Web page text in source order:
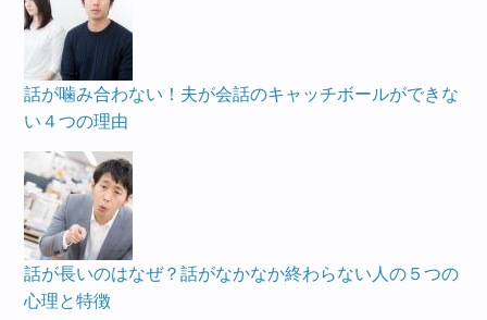
話が噛み合わない！夫が会話のキャッチボールができな
い４つの理由
話が長いのはなぜ？話がなかなか終わらない人の５つの
心理と特徴